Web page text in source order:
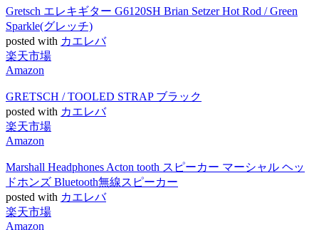
Gretsch エレキギター G6120SH Brian Setzer Hot Rod / Green
Sparkle(グレッチ)
posted with カエレバ
楽天市場
Amazon
GRETSCH / TOOLED STRAP ブラック
posted with カエレバ
楽天市場
Amazon
Marshall Headphones Acton tooth スピーカー マーシャル ヘッ
ドホンズ Bluetooth無線スピーカー
posted with カエレバ
楽天市場
Amazon